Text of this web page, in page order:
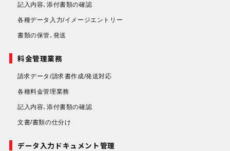
記入内容､添付書類の確認
各種データ入力/イメージエントリー
書類の保管､発送
料金管理業務
請求データ/請求書作成/発送対応
各種料金管理業務
記入内容､添付書類の確認
文書/書類の仕分け
データ入力ドキュメント管理